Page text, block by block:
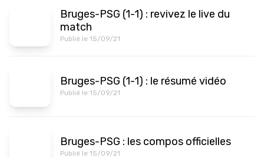
Bruges-PSG (1-1) : revivez le live du
match
Publié le 15/09/21
Bruges-PSG (1-1) : le résumé vidéo
Publié le 15/09/21
Bruges-PSG : les compos officielles
Publié le 15/09/21